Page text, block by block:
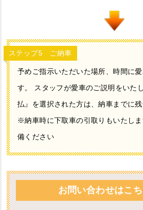
ステップ5 ご納車
予めご指示いただいた場所、時間に
す。 スタッフが愛車のご説明をいた
払』を選択された方は、納車までに
※納車時に下取車の引取りもいたし
備ください
お問い合わせはこ